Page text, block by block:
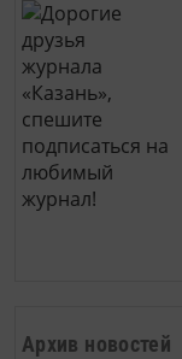
Архив новостей